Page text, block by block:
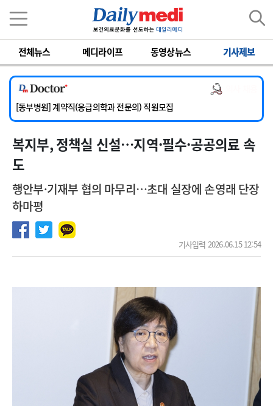
전체뉴스 메디라이프 동영상뉴스 기사제보
[서울아산병원] 2026년 하반기 인턴 모집
[영남대학교의료원] 마취통증의학과 임기제 임상의사 채용
[충남대학교병원] 소아청소년과(소아응급전담) 계약직 의사 공개채용
[동부병원] 계약직(응급의학과 전문의) 직원모집
[이대목동병원] 하반기 전공의(레지던트1년차) 모집
[서울아산병원] 2026년 하반기 인턴 모집
[영남대학교의료원] 마취통증의학과 임기제 임상의사 채용
복지부, 정책실 신설…지역·필수·공공의료 속
도
행안부·기재부 협의 마무리…초대 실장에 손영래 단장
하마평
기사입력 2026.06.15 12:54